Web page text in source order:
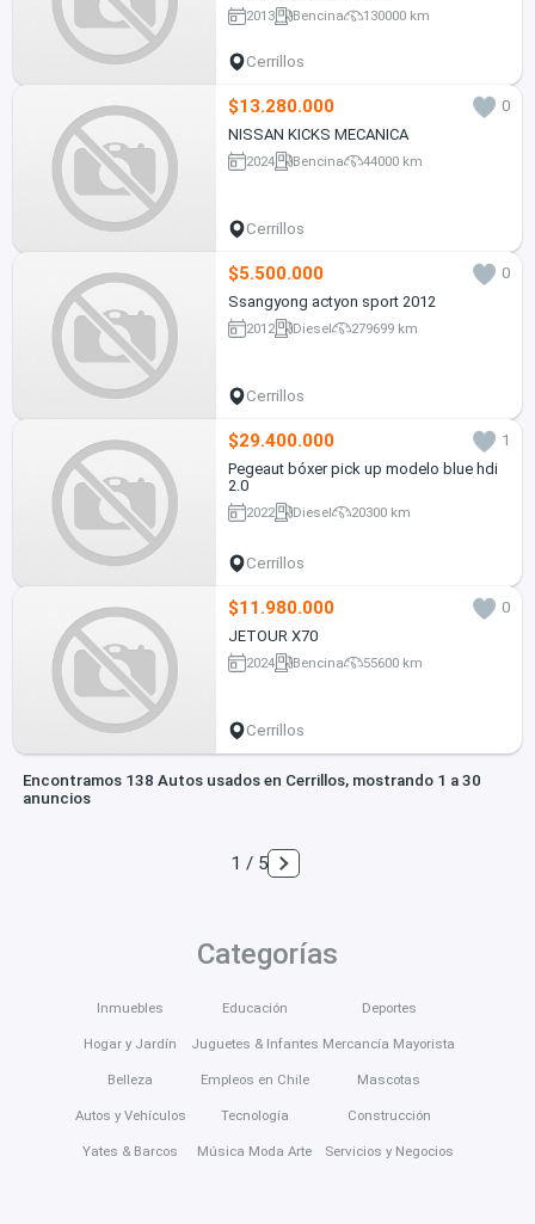
2013 Bencina 130000 km
Cerrillos
$13.280.000
0
NISSAN KICKS MECANICA
2024 Bencina 44000 km
Cerrillos
$5.500.000
0
Ssangyong actyon sport 2012
2012 Diesel 279699 km
Cerrillos
$29.400.000
1
Pegeaut bóxer pick up modelo blue hdi
2.0
2022 Diesel 20300 km
Cerrillos
$11.980.000
0
JETOUR X70
2024 Bencina 55600 km
Cerrillos
Encontramos 138 Autos usados en Cerrillos, mostrando 1 a 30
anuncios
1 / 5
Categorías
Inmuebles
Hogar y Jardín
Belleza
Autos y Vehículos
Yates & Barcos
Educación
Juguetes & Infantes
Empleos en Chile
Tecnología
Música Moda Arte
Deportes
Mercancía Mayorista
Mascotas
Construcción
Servicios y Negocios